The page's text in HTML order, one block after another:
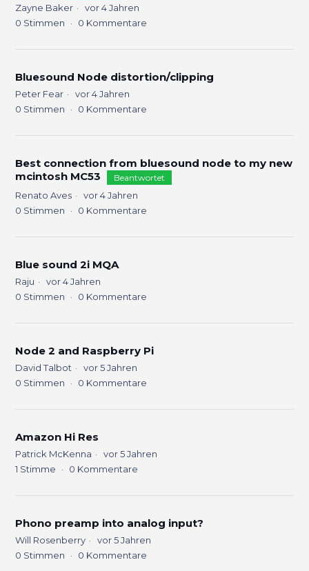
Zayne Baker
vor 4 Jahren
0 Stimmen 0 Kommentare
Bluesound Node distortion/clipping
Peter Fear
vor 4 Jahren
0 Stimmen 0 Kommentare
Best connection from bluesound node to my new
mcintosh MC53
Beantwortet
Renato Aves
vor 4 Jahren
0 Stimmen 0 Kommentare
Blue sound 2i MQA
Raju
vor 4 Jahren
0 Stimmen 0 Kommentare
Node 2 and Raspberry Pi
David Talbot
vor 5 Jahren
0 Stimmen 0 Kommentare
Amazon Hi Res
Patrick McKenna
vor 5 Jahren
1 Stimme 0 Kommentare
Phono preamp into analog input?
Will Rosenberry
vor 5 Jahren
0 Stimmen 0 Kommentare